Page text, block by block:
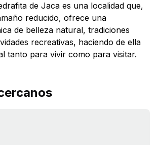
de Jaca es una localidad que,
reducido, ofrece una
de belleza natural, tradiciones
recreativas, haciendo de ella
tanto para vivir como para visitar.